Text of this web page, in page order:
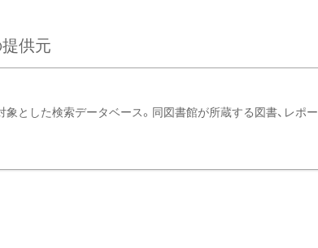
供元
とした検索データベース。同図書館が所蔵する図書、レポー